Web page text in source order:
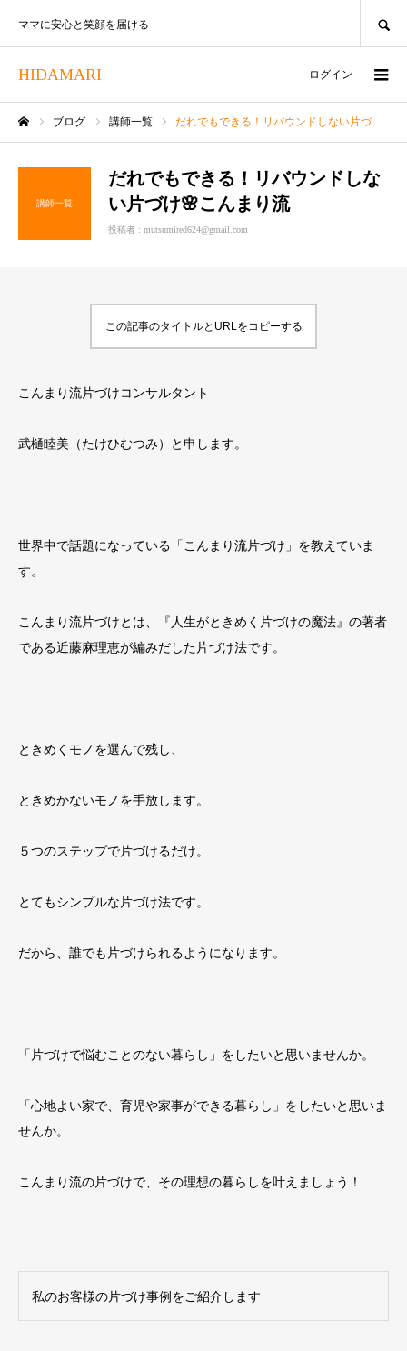
HIDAMARI
ママに安心と笑顔を届ける
ログイン
ブログ 講師一覧 だれでもできる！リバウンドしない片づけ🌸こんまり流
講師一覧
だれでもできる！リバウンドしな
い片づけ🌸こんまり流
投稿者 : mutsumired624@gmail.com
この記事のタイトルとURLをコピーする
こんまり流片づけコンサルタント
武樋睦美（たけひむつみ）と申します。
世界中で話題になっている「こんまり流片づけ」を教えていま
す。
こんまり流片づけとは、『人生がときめく片づけの魔法』の著者
である近藤麻理恵が編みだした片づけ法です。
ときめくモノを選んで残し、
ときめかないモノを手放します。
５つのステップで片づけるだけ。
とてもシンプルな片づけ法です。
だから、誰でも片づけられるようになります。
「片づけで悩むことのない暮らし」をしたいと思いませんか。
「心地よい家で、育児や家事ができる暮らし」をしたいと思いま
せんか。
こんまり流の片づけで、その理想の暮らしを叶えましょう！
私のお客様の片づけ事例をご紹介します